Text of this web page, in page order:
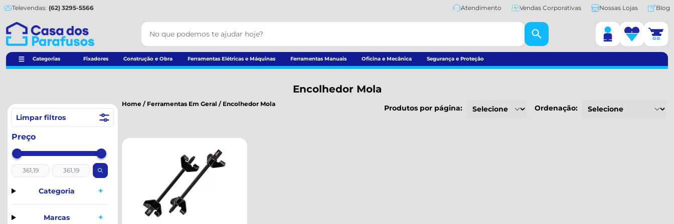
Televendas: (62) 3295-5566 Atendimento Vendas Corporativas Nossas Lojas Blog
Categorias Fixadores Construção e Obra Ferramentas Elétricas e Máquinas Ferramentas Manuais Oficina e Mecânica Segurança e Proteção
Encolhedor Mola
Limpar filtros
Preço
Categoria +
Marcas +
Home / Ferramentas Em Geral / Encolhedor Mola Produtos por página: Ordenação: